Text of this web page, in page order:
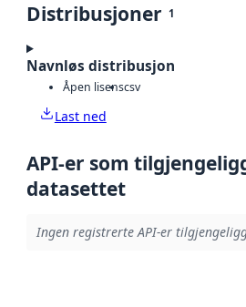
Distribusjoner 1
Navnløs distribusjon
Åpen lisenscsv
Last ned
API-er som
datasettet
Ingen registrerte API-er